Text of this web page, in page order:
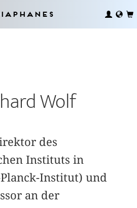
Wolf
des
Instituts in
Institut) und
an der